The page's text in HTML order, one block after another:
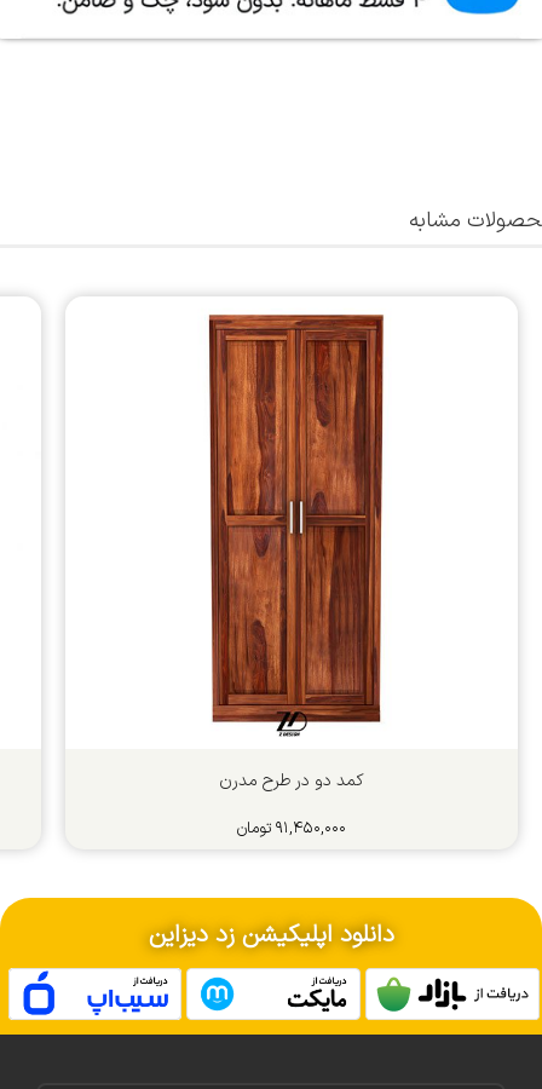
مشابه
کمد دو در طرح مدرن
۹۱,۴۵۰,۰۰۰ تومان
دانلود اپلیکیشن زد دیزاین